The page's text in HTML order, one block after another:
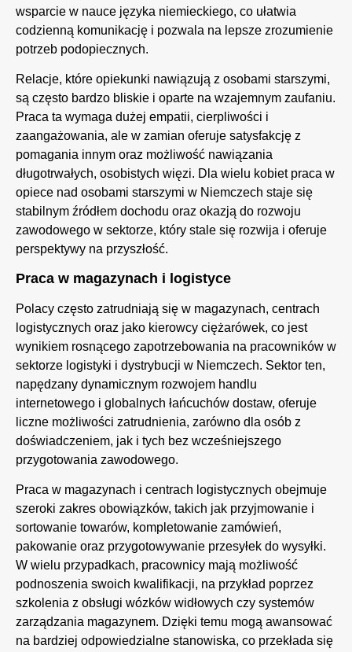
wsparcie w nauce języka niemieckiego, co ułatwia
codzienną komunikację i pozwala na lepsze zrozumienie
potrzeb podopiecznych.
Relacje, które opiekunki nawiązują z osobami starszymi,
są często bardzo bliskie i oparte na wzajemnym zaufaniu.
Praca ta wymaga dużej empatii, cierpliwości i
zaangażowania, ale w zamian oferuje satysfakcję z
pomagania innym oraz możliwość nawiązania
długotrwałych, osobistych więzi. Dla wielu kobiet praca w
opiece nad osobami starszymi w Niemczech staje się
stabilnym źródłem dochodu oraz okazją do rozwoju
zawodowego w sektorze, który stale się rozwija i oferuje
perspektywy na przyszłość.
Praca w magazynach i logistyce
Polacy często zatrudniają się w magazynach, centrach
logistycznych oraz jako kierowcy ciężarówek, co jest
wynikiem rosnącego zapotrzebowania na pracowników w
sektorze logistyki i dystrybucji w Niemczech. Sektor ten,
napędzany dynamicznym rozwojem handlu
internetowego i globalnych łańcuchów dostaw, oferuje
liczne możliwości zatrudnienia, zarówno dla osób z
doświadczeniem, jak i tych bez wcześniejszego
przygotowania zawodowego.
Praca w magazynach i centrach logistycznych obejmuje
szeroki zakres obowiązków, takich jak przyjmowanie i
sortowanie towarów, kompletowanie zamówień,
pakowanie oraz przygotowywanie przesyłek do wysyłki.
W wielu przypadkach, pracownicy mają możliwość
podnoszenia swoich kwalifikacji, na przykład poprzez
szkolenia z obsługi wózków widłowych czy systemów
zarządzania magazynem. Dzięki temu mogą awansować
na bardziej odpowiedzialne stanowiska, co przekłada się